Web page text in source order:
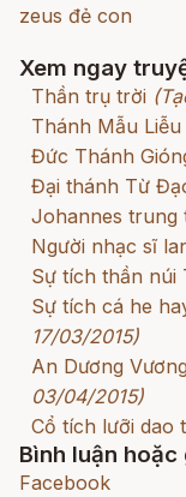
zeus đẻ con
Xem ngay
Thần trụ trời
Thánh Mẫu
Đức Thánh
Đại thánh Từ
Johannes trung
Người nhạc sĩ
Sự tích thần núi
Sự tích cá he
17/03/2015)
An Dương
03/04/2015)
Cổ tích lưỡi dao
Bình luận
Facebook